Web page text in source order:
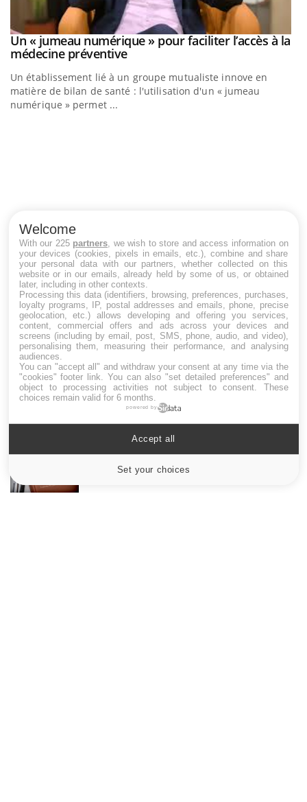
Youtube
Un « jumeau numérique » pour faciliter l’accès à la
médecine préventiveYoutube
Un établissement lié à un groupe mutualiste innove en
matière de bilan de santé : l'utilisation d'un « jumeau
numérique » permet ...
LES MALADIES
Hypotension orthostatique : quand la
pression artérielle chute au lever
Drépanocytose : une déformation des
globules rouges aux conséquences graves
Welcome
With our 225 partners , we wish to store and access information on
your devices (cookies, pixels in emails, etc.), combine and share
your personal data with our partners, whether collected on this
website or in our emails, already held by some of us, or obtained
later, including in other contexts.
Processing this data (identifiers, browsing, preferences, purchases,
loyalty programs, IP, postal addresses and emails, phone, precise
geolocation, etc.) allows developing and offering you services,
content, commercial offers and ads across your devices and
screens (including by email, post, SMS, phone, audio, and video),
personalising them, measuring their performance, and analysing
audiences.
You can "accept all" and withdraw your consent at any time via the
"cookies" footer link . You can also "set detailed preferences" and
object to processing activities not subject to consent. These
choices remain valid for 6 months.
powered by
Set your choices
Accept all